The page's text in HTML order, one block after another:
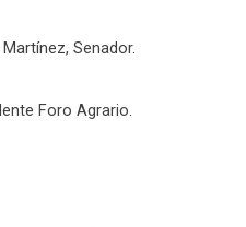
Senador.
Foro Agrario.